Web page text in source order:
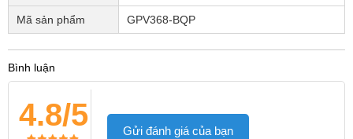
Mã sản phẩm GPV368-BQP
Bình luận
4.8/5 Gửi đánh giá của bạn